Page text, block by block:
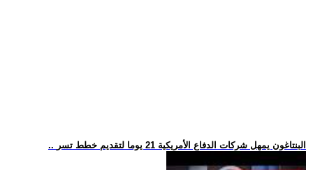
.. البنتاغون يمهل شركات الدفاع الأمريكية 21 يوما لتقديم خطط تسر